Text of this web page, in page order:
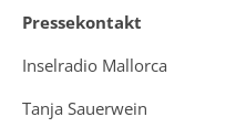
Pressekontakt
Inselradio Mallorca
Tanja Sauerwein